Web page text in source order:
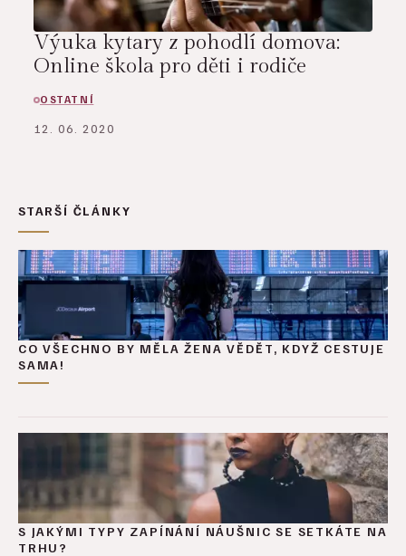
Výuka kytary z pohodlí domova:
Online škola pro děti i rodiče
OSTATNÍ
12. 06. 2020
STARŠÍ ČLÁNKY
CO VŠECHNO BY MĚLA ŽENA VĚDĚT, KDYŽ CESTUJE
SAMA!
S JAKÝMI TYPY ZAPÍNÁNÍ NÁUŠNIC SE SETKÁTE NA
TRHU?